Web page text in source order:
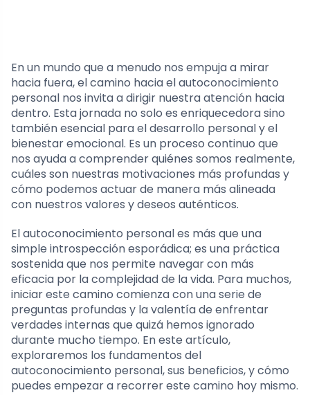
En un mundo que a menudo nos empuja a mirar
hacia fuera, el camino hacia el autoconocimiento
personal nos invita a dirigir nuestra atención hacia
dentro. Esta jornada no solo es enriquecedora sino
también esencial para el desarrollo personal y el
bienestar emocional. Es un proceso continuo que
nos ayuda a comprender quiénes somos realmente,
cuáles son nuestras motivaciones más profundas y
cómo podemos actuar de manera más alineada
con nuestros valores y deseos auténticos.
El autoconocimiento personal es más que una
simple introspección esporádica; es una práctica
sostenida que nos permite navegar con más
eficacia por la complejidad de la vida. Para muchos,
iniciar este camino comienza con una serie de
preguntas profundas y la valentía de enfrentar
verdades internas que quizá hemos ignorado
durante mucho tiempo. En este artículo,
exploraremos los fundamentos del
autoconocimiento personal, sus beneficios, y cómo
puedes empezar a recorrer este camino hoy mismo.